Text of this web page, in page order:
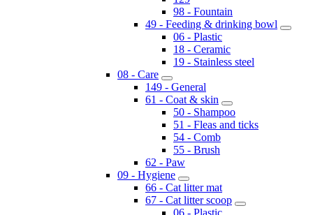
98 - Fountain
49 - Feeding & drinking bowl
06 - Plastic
18 - Ceramic
19 - Stainless steel
08 - Care
149 - General
61 - Coat & skin
50 - Shampoo
51 - Fleas and ticks
54 - Comb
55 - Brush
62 - Paw
09 - Hygiene
66 - Cat litter mat
67 - Cat litter scoop
06 - Plastic